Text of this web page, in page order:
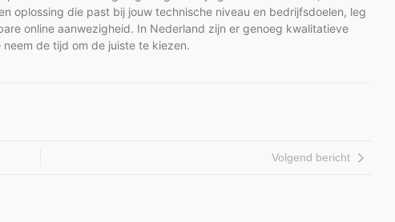
oplossing die past bij jouw technische niveau en bedrijfsdoelen, leg
online aanwezigheid. In Nederland zijn er genoeg kwalitatieve
de tijd om de juiste te kiezen.
Volgend bericht